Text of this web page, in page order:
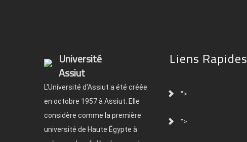
Université
Assiut
L'Université d'Assiut a été créée
en octobre 1957 à Assiut. Elle
considère comme la première
université de Haute Égypte à
Liens Rapides
">
">